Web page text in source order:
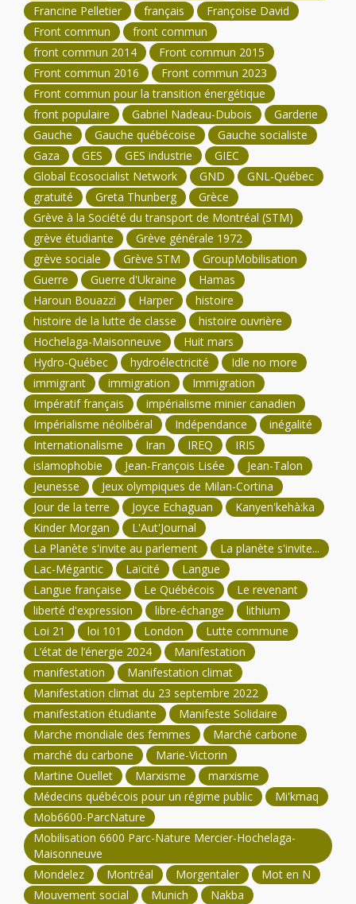
Francine Pelletier
français
Françoise David
Front commun
front commun
front commun 2014
Front commun 2015
Front commun 2016
Front commun 2023
Front commun pour la transition énergétique
front populaire
Gabriel Nadeau-Dubois
Garderie
Gauche
Gauche québécoise
Gauche socialiste
Gaza
GES GES industrie
GIEC
Global Ecosocialist Network
GND
GNL-Québec
gratuité
Greta Thunberg
Grèce
Grève à la Société du transport de Montréal (STM)
grève étudiante
Grève générale 1972
grève sociale
Grève STM
GroupMobilisation
Guerre
Guerre d'Ukraine
Hamas
Haroun Bouazzi
Harper
histoire
histoire de la lutte de classe
histoire ouvrière
Hochelaga-Maisonneuve
Huit mars
Hydro-Québec
hydroélectricité
Idle no more
immigrant
immigration
Immigration
Impératif français
impérialisme minier canadien
Impérialisme néolibéral
Indépendance
inégalité
Internationalisme
Iran IREQ
IRIS
islamophobie
Jean-François Lisée
Jean-Talon
Jeunesse
Jeux olympiques de Milan-Cortina
Jour de la terre
Joyce Echaguan
Kanyen'kehà:ka
Kinder Morgan
L'Aut'Journal
La Planète s'invite au parlement
La planète s'invite...
Lac-Mégantic
Laïcité
Langue
Langue française
Le Québécois
Le revenant
liberté d'expression
libre-échange
lithium
Loi 21
loi 101 London
Lutte commune
L’état de l’énergie 2024
Manifestation
manifestation
Manifestation climat
Manifestation climat du 23 septembre 2022
manifestation étudiante
Manifeste Solidaire
Marche mondiale des femmes
Marché carbone
marché du carbone
Marie-Victorin
Martine Ouellet
Marxisme
marxisme
Médecins québécois pour un régime public
Mi'kmaq
Mob6600-ParcNature
Mobilisation 6600 Parc-Nature Mercier-Hochelaga-
Maisonneuve
Mondelez
Montréal Morgentaler
Mot en N
Mouvement social
Munich
Nakba